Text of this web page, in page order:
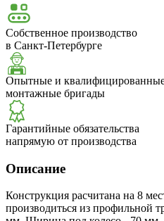
Собственное производство
в Санкт-Петербурге
Опытные и
монтажные бригады
Гарантийные обязательства
напрямую от производства
Описание
Конструкция расчитана на 8
производиться из профильной